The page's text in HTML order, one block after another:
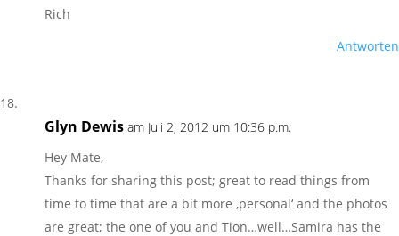
Rich
Antworten
Glyn Dewis am Juli 2, 2012 um 10:36 p.m.
Hey Mate,
Thanks for sharing this post; great to read things from
time to time that are a bit more ‚personal‘ and the photos
are great; the one of you and Tion…well…Samira has the